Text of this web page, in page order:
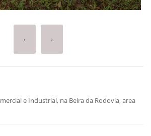
‹ ›
e Industrial, na Beira da Rodovia, area